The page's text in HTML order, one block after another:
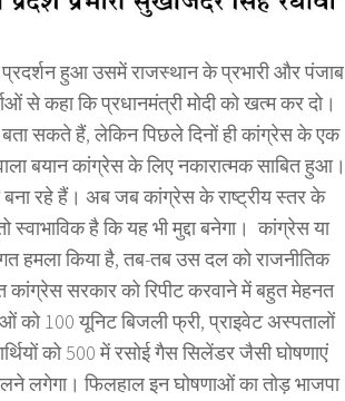
हुआ उसमें राजस्थान के प्रभारी और पंजाब
से कहा कि प्रधानमंत्री मोदी को खत्म कर दो।
बता सकते हैं, लेकिन पिछले दिनों ही कांग्रेस के एक
बयान कांग्रेस के लिए नकारात्मक साबित हुआ।
बना रहे हैं। अब जब कांग्रेस के राष्ट्रीय स्तर के
स्वाभाविक है कि यह भी मुद्दा बनेगा। कांग्रेस या
हमला किया है, तब-तब उस दल को राजनीतिक
सरकार को रिपीट करवाने में बहुत मेहनत
को 100 यूनिट बिजली फ्री, प्राइवेट अस्पतालों
को 500 में रसोई गैस सिलेंडर जैसी घोषणाएं
लगेगा। फिलहाल इन घोषणाओं का तोड़ भाजपा